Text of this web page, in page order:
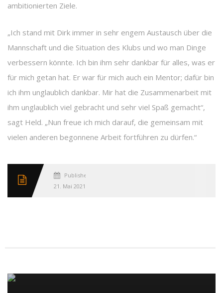
ambitionierten Ziele.
„Ich stand mit Dirk immer in sehr engem Austausch über die
Mannschaft und die Situation des Klubs und wo man Dinge
verbessern könnte. Ich bin ihm sehr dankbar für alles, was er
für mich getan hat. Er war für mich auch ein Mentor; dafür bin
ich ihm unglaublich dankbar. Mir hat die Zusammenarbeit mit
ihm unglaublich viel gebracht und sehr viel Spaß gemacht“,
sagt Held. „Nun freue ich mich darauf, die gemeinsam mit
vielen anderen begonnene Arbeit fortführen zu dürfen.“
Published
21. Mai 2021